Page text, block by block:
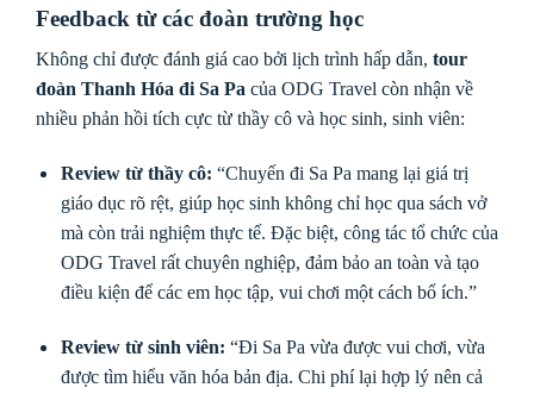
Feedback từ các đoàn trường học
Không chỉ được đánh giá cao bởi lịch trình hấp dẫn, tour
đoàn Thanh Hóa đi Sa Pa của ODG Travel còn nhận về
nhiều phản hồi tích cực từ thầy cô và học sinh, sinh viên:
Review từ thầy cô: “Chuyến đi Sa Pa mang lại giá trị
giáo dục rõ rệt, giúp học sinh không chỉ học qua sách vở
mà còn trải nghiệm thực tế. Đặc biệt, công tác tổ chức của
ODG Travel rất chuyên nghiệp, đảm bảo an toàn và tạo
điều kiện để các em học tập, vui chơi một cách bổ ích.”
Review từ sinh viên: “Đi Sa Pa vừa được vui chơi, vừa
được tìm hiểu văn hóa bản địa. Chi phí lại hợp lý nên cả